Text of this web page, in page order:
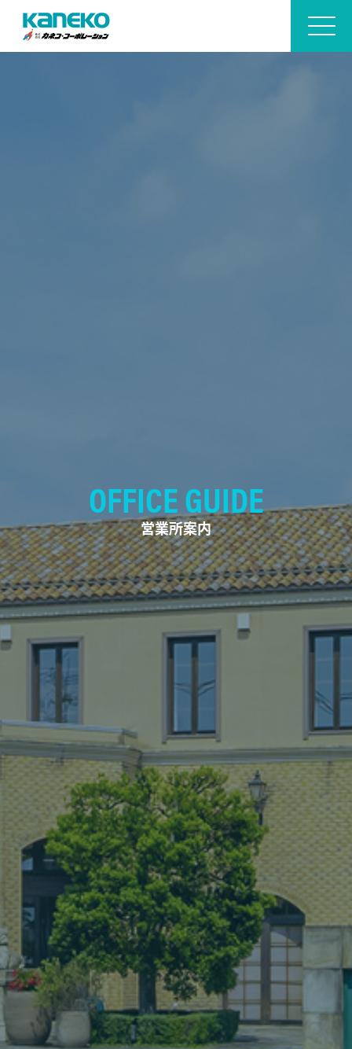
OFFICE GUIDE
営業所案内